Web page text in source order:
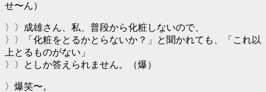
せ〜ん）
〉〉成雄さん、私、普段から化粧しないので、
〉〉「化粧をとるかとらないか？」と聞かれても、「これ以
上とるものがない」
〉〉としか答えられません。（爆）
〉爆笑〜。